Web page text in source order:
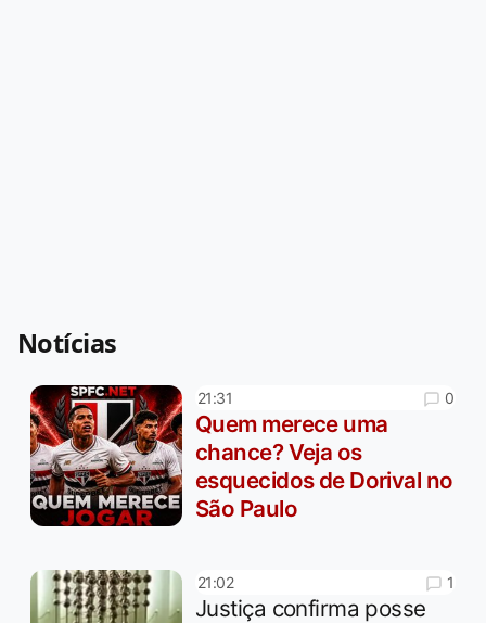
Notícias
21:31 0
Quem merece uma
chance? Veja os
esquecidos de Dorival no
São Paulo
21:02 1
Justiça confirma posse